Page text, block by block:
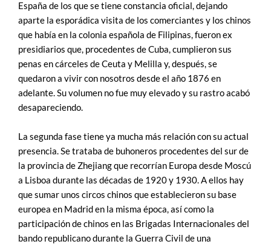
España de los que se tiene constancia oficial, dejando
aparte la esporádica visita de los comerciantes y los chinos
que había en la colonia española de Filipinas, fueron ex
presidiarios que, procedentes de Cuba, cumplieron sus
penas en cárceles de Ceuta y Melilla y, después, se
quedaron a vivir con nosotros desde el año 1876 en
adelante. Su volumen no fue muy elevado y su rastro acabó
desapareciendo.
La segunda fase tiene ya mucha más relación con su actual
presencia. Se trataba de buhoneros procedentes del sur de
la provincia de Zhejiang que recorrían Europa desde Moscú
a Lisboa durante las décadas de 1920 y 1930. A ellos hay
que sumar unos circos chinos que establecieron su base
europea en Madrid en la misma época, así como la
participación de chinos en las Brigadas Internacionales del
bando republicano durante la Guerra Civil de una